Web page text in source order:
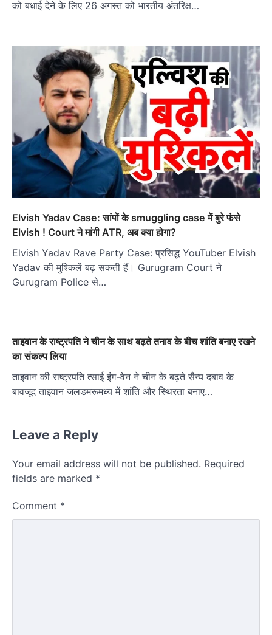
को बधाई देने के लिए 26 अगस्त को भारतीय अंतरिक्ष…
Elvish Yadav Case: सांपों के smuggling case में बुरे फंसे
Elvish ! Court ने मांगी ATR, अब क्या होगा?
Elvish Yadav Rave Party Case: प्रसिद्ध YouTuber Elvish
Yadav की मुश्किलें बढ़ सकती हैं। Gurugram Court ने
Gurugram Police से…
ताइवान के राष्ट्रपति ने चीन के साथ बढ़ते तनाव के बीच शांति बनाए रखने
का संकल्प लिया
ताइवान की राष्ट्रपति त्साई इंग-वेन ने चीन के बढ़ते सैन्य दबाव के
बावजूद ताइवान जलडमरूमध्य में शांति और स्थिरता बनाए…
Leave a Reply
Your email address will not be published. Required
fields are marked *
Comment *